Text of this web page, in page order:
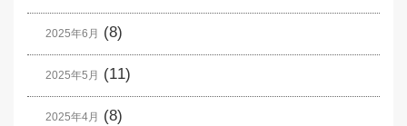
2025年6月 (8)
2025年5月 (11)
2025年4月 (8)